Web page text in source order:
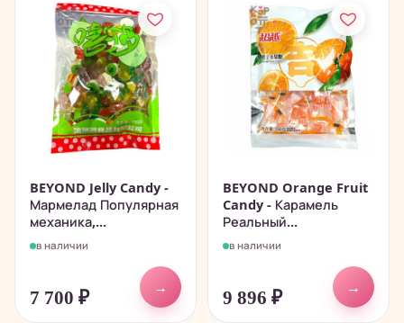
BEYOND Jelly Candy -
Мармелад Популярная
механика,...
в наличии
7 700 ₽
→
BEYOND Orange Fruit
Candy - Карамель
Реальный...
в наличии
9 896 ₽
→